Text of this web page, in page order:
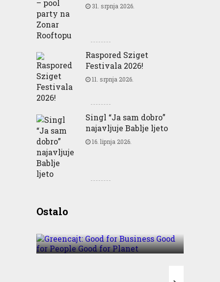
31. srpnja 2026.
Raspored Sziget
Festivala 2026!
11. srpnja 2026.
Singl “Ja sam dobro”
najavljuje Bablje ljeto
16. lipnja 2026.
OstaloBusiness Good for People